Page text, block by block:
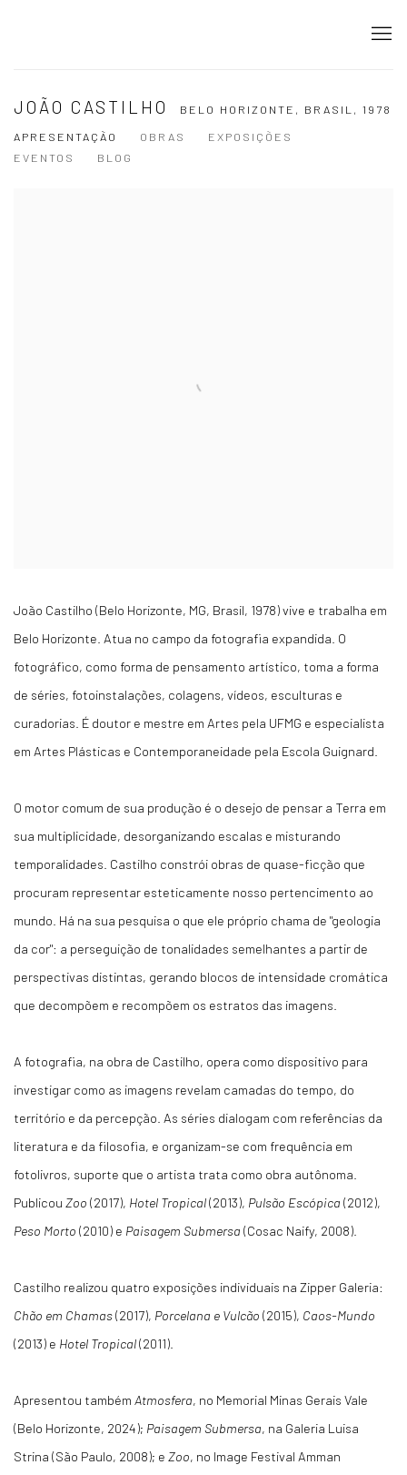
JOÃO CASTILHO BELO HORIZONTE, BRASIL, 1978
APRESENTAÇÃO
OBRAS
EXPOSIÇÕES
EVENTOS
BLOG
João Castilho (Belo Horizonte, MG, Brasil, 1978) vive e trabalha em
Belo Horizonte. Atua no campo da fotografia expandida. O
fotográfico, como forma de pensamento artístico, toma a forma
de séries, fotoinstalações, colagens, vídeos, esculturas e
curadorias. É doutor e mestre em Artes pela UFMG e especialista
em Artes Plásticas e Contemporaneidade pela Escola Guignard.
O motor comum de sua produção é o desejo de pensar a Terra em
sua multiplicidade, desorganizando escalas e misturando
temporalidades. Castilho constrói obras de quase-ficção que
procuram representar esteticamente nosso pertencimento ao
mundo. Há na sua pesquisa o que ele próprio chama de "geologia
da cor": a perseguição de tonalidades semelhantes a partir de
perspectivas distintas, gerando blocos de intensidade cromática
que decompõem e recompõem os estratos das imagens.
A fotografia, na obra de Castilho, opera como dispositivo para
investigar como as imagens revelam camadas do tempo, do
território e da percepção. As séries dialogam com referências da
literatura e da filosofia, e organizam-se com frequência em
fotolivros, suporte que o artista trata como obra autônoma.
Publicou Zoo (2017), Hotel Tropical(2013), Pulsão Escópica (2012),
Peso Morto (2010) e Paisagem Submersa (Cosac Naify, 2008).
Castilho realizou quatro exposições individuais na Zipper Galeria:
Chão em Chamas(2017), Porcelana e Vulcão (2015), Caos-Mundo
(2013) e Hotel Tropical(2011).
Apresentou também Atmosfera, no Memorial Minas Gerais Vale
(Belo Horizonte, 2024); Paisagem Submersa, na Galeria Luisa
Strina (São Paulo, 2008); e Zoo, no Image Festival Amman